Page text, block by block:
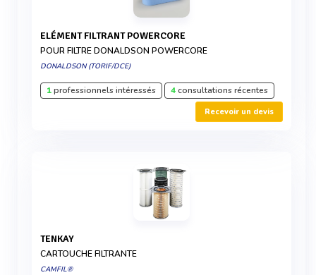
ELÉMENT FILTRANT POWERCORE
POUR FILTRE DONALDSON POWERCORE
DONALDSON (TORIF/DCE)
1professionnels intéressés 4consultations récentes
Recevoir un devis
TENKAY
CARTOUCHE FILTRANTE
CAMFIL®